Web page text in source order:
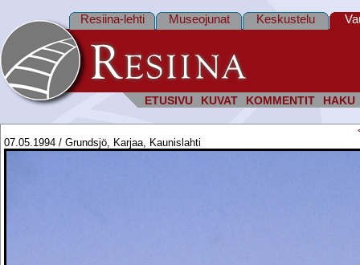
ETUSIVU KUVAT KOMMENTIT HAKU
Resiina-lehti Museojunat Keskustelu
07.05.1994 / Grundsjö, Karjaa, Kaunislahti